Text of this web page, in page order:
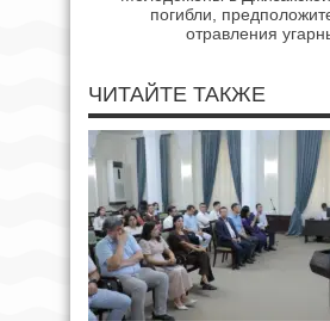
погибли,
отравления
ЧИТАЙТЕ ТАКЖЕ